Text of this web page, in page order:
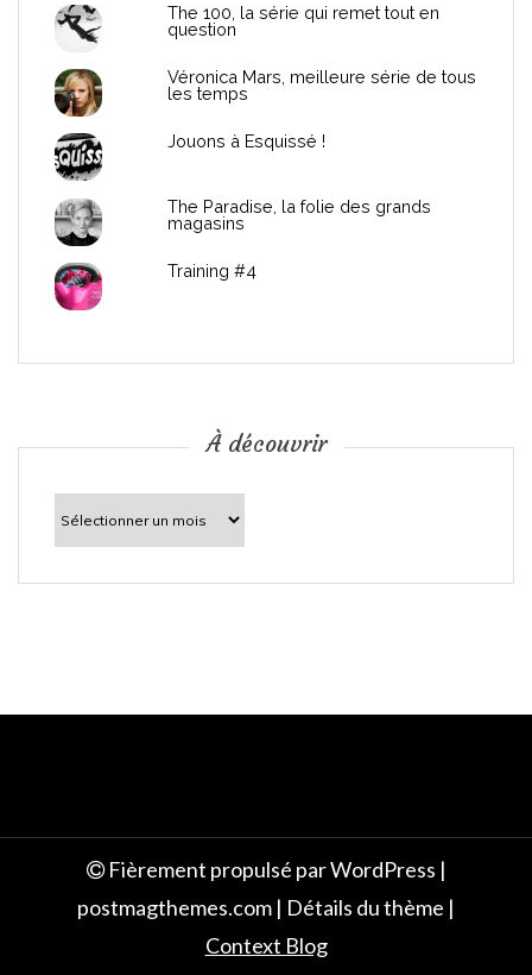
c
The 100, la série qui remet tout en
question
Véronica Mars, meilleure série de tous
les temps
Jouons à Esquissé !
The Paradise, la folie des grands
magasins
Training #4
À découvrir
découvrir
Fièrement propulsé par WordPress |
postmagthemes.com | Détails du thème |
Context Blog